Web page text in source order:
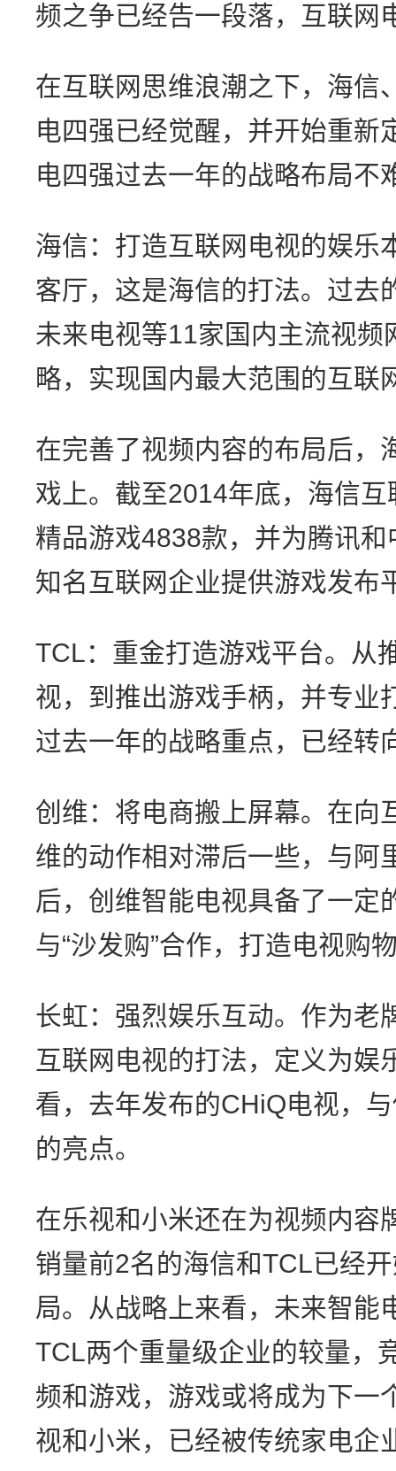
频之争已经告一段落，互联网
在互联网思维浪潮之下，海信
电四强已经觉醒，并开始重新
电四强过去一年的战略布局不
海信：打造互联网电视的娱乐
客厅，这是海信的打法。过去
未来电视等11家国内主流视频
略，实现国内最大范围的互联
在完善了视频内容的布局后，
戏上。截至2014年底，海信
精品游戏4838款，并为腾讯
知名互联网企业提供游戏发布
TCL：重金打造游戏平台。从
视，到推出游戏手柄，并专业
过去一年的战略重点，已经转
创维：将电商搬上屏幕。在向
维的动作相对滞后一些，与阿
后，创维智能电视具备了一定
与“沙发购”合作，打造电视购
长虹：强烈娱乐互动。作为老
互联网电视的打法，定义为娱
看，去年发布的CHiQ电视，
的亮点。
在乐视和小米还在为视频内容
销量前2名的海信和TCL已经
局。从战略上来看，未来智能
TCL两个重量级企业的较量，
频和游戏，游戏或将成为下一
视和小米，已经被传统家电企